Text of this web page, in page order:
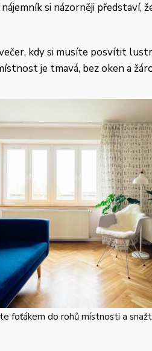
si názorněji představí,
kdy si musíte posvítit
je tmavá, bez oken a
foťákem do rohů místnosti a